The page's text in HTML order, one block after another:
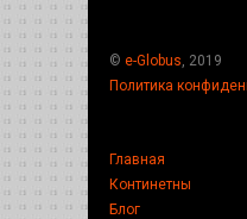
© e-Globus , 2019
Политика
Главная
Континетны
Блог